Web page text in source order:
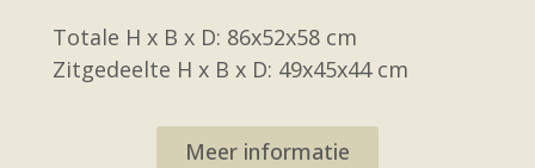
Totale H x B x D: 86x52x58 cm
Zitgedeelte H x B x D: 49x45x44 cm
Meer informatie